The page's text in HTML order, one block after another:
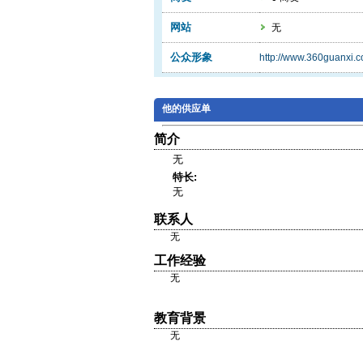
网站 无
公众形象 http://
他的供应单
简介
无
特长:
无
联系人
无
工作经验
无
教育背景
无